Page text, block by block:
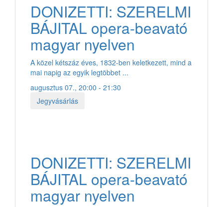
DONIZETTI: SZERELMI
BÁJITAL opera-beavató
magyar nyelven
A közel kétszáz éves, 1832-ben keletkezett, mind a
mai napig az egyik legtöbbet ...
augusztus 07., 20:00 - 21:30
Jegyvásárlás
DONIZETTI: SZERELMI
BÁJITAL opera-beavató
magyar nyelven